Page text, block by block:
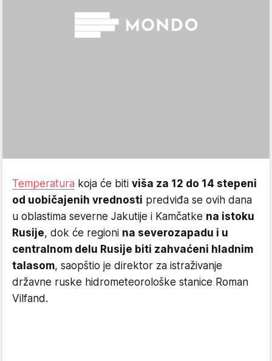
Temperatura koja će biti viša za 12 do 14 stepeni
od uobičajenih vrednosti predviđa se ovih dana
u oblastima severne Jakutije i Kamčatke na istoku
Rusije, dok će regioni na severozapadu i u
centralnom delu Rusije biti zahvaćeni hladnim
talasom, saopštio je direktor za istraživanje
državne ruske hidrometeorološke stanice Roman
Vilfand.